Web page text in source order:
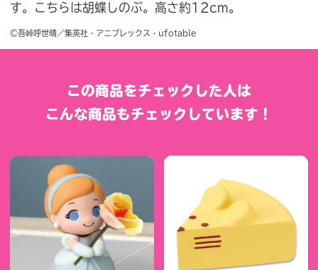
す。こちらは胡蝶しのぶ。高さ約12cm。
©吾峠呼世晴／集英社・アニプレックス・ufotable
この商品をチェックした人は
こんな商品もチェックしています！